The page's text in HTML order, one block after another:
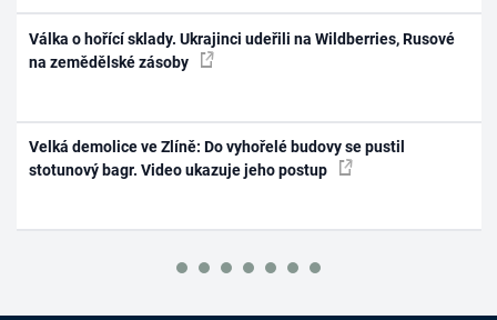
Válka o hořící sklady. Ukrajinci udeřili na Wildberries, Rusové
na zemědělské zásoby
Velká demolice ve Zlíně: Do vyhořelé budovy se pustil
stotunový bagr. Video ukazuje jeho postup